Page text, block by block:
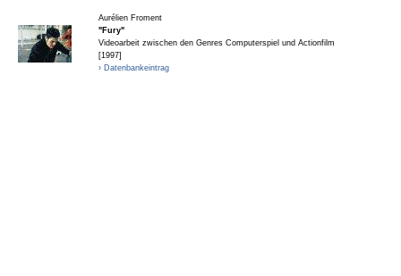
Aurélien Froment
"Fury"
Videoarbeit zwischen den Genres Computerspiel und Actionfilm
[1997]
› Datenbankeintrag